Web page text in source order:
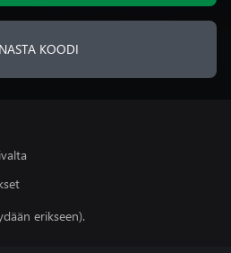
KOODI
erikseen).